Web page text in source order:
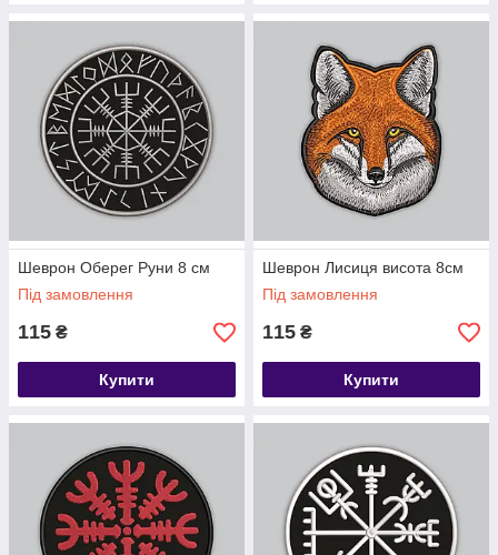
Шеврон Оберег Руни 8 см
Під замовлення
115 ₴
Купити
Шеврон Лисиця висота 8см
Під замовлення
115 ₴
Купити